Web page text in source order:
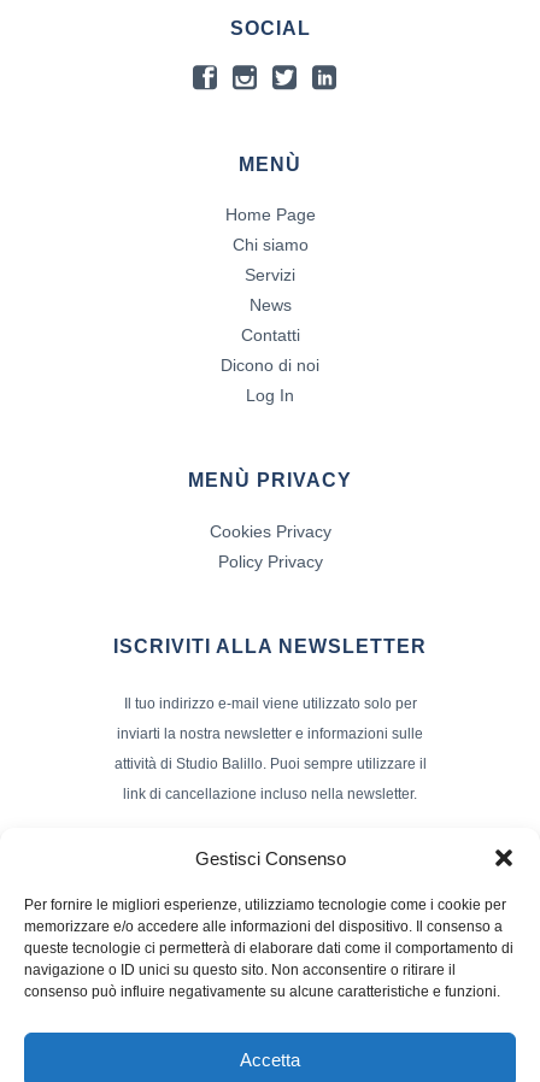
Gestisci Consenso
Per fornire le migliori esperienze, utilizziamo tecnologie come i cookie per
memorizzare e/o accedere alle informazioni del dispositivo. Il consenso a
queste tecnologie ci permetterà di elaborare dati come il comportamento di
navigazione o ID unici su questo sito. Non acconsentire o ritirare il
consenso può influire negativamente su alcune caratteristiche e funzioni.
Accetta
SOCIAL
MENÙ
Home Page
Chi siamo
Servizi
News
Contatti
Dicono di noi
Log In
MENÙ PRIVACY
Cookies Privacy
Policy Privacy
ISCRIVITI ALLA NEWSLETTER
Il tuo indirizzo e-mail viene utilizzato solo per
inviarti la nostra newsletter e informazioni sulle
attività di Studio Balillo. Puoi sempre utilizzare il
link di cancellazione incluso nella newsletter.
Nome e Cognome